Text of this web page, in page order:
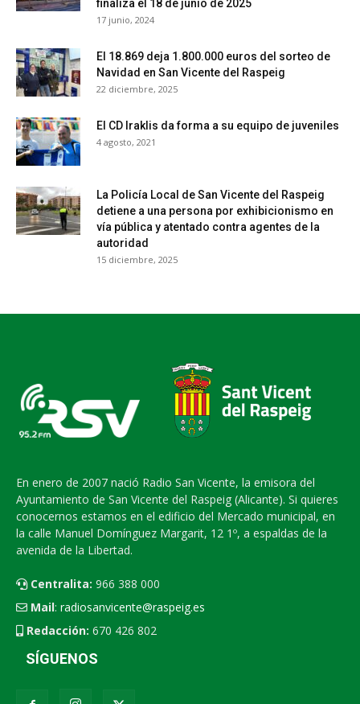
finaliza el 18 de junio de 2025
17 junio, 2024
El 18.869 deja 1.800.000 euros del sorteo de
Navidad en San Vicente del Raspeig
22 diciembre, 2025
El CD Iraklis da forma a su equipo de juveniles
4 agosto, 2021
La Policía Local de San Vicente del Raspeig
detiene a una persona por exhibicionismo en
vía pública y atentado contra agentes de la
autoridad
15 diciembre, 2025
En enero de 2007 nació Radio San Vicente, la emisora del
Ayuntamiento de San Vicente del Raspeig (Alicante). Si quieres
conocernos estamos en el edificio del Mercado municipal, en
la calle Manuel Domínguez Margarit, 12 1º, a espaldas de la
avenida de la Libertad.
Centralita: 966 388 000
Mail: radiosanvicente@raspeig.es
Redacción: 670 426 802
SÍGUENOS